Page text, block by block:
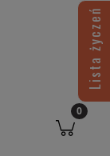
Lista życzeń